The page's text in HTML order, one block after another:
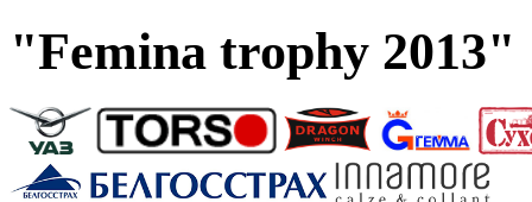
"Femina trophy 2013"